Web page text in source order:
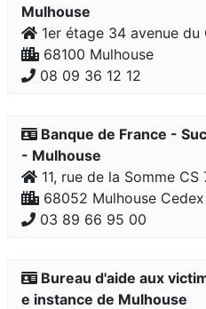
Mulhouse
1er étage 34 avenue du
68100 Mulhouse
08 09 36 12 12
Banque de France -
- Mulhouse
11, rue de la Somme CS
68052 Mulhouse Cedex
03 89 66 95 00
Bureau d'aide aux
e instance de Mulhouse